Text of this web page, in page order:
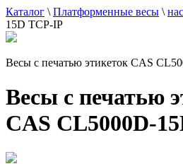
Каталог \ Платформенные весы \
15D TCP-IP
Весы с печатью этикеток CAS
Весы с печатью
CAS CL5000D-